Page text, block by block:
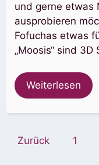
und gerne etwas
ausprobieren
Fofuchas etwas
„Moosis“ sind
Weiterlesen
Zurück 1